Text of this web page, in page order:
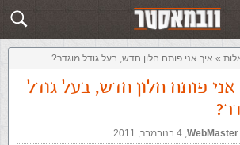
שלח תשובה
» איך אני פותח חלון חדש, בעל גודל מוגדר?
אני פותח חלון חדש, בעל גודל
WebMaster
,‏ 4 בנובמבר, 2011